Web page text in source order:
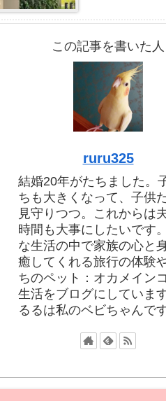
この記事を書いた人
ruru325
結婚20年がたちました。
ちも大きくなって、子供
見守りつつ。これからは
時間も大事にしたいです
な生活の中で家族の心と
癒してくれる旅行の体験
ちのペット：オカメイン
生活をブログにしていま
るるは私のベビちゃんで